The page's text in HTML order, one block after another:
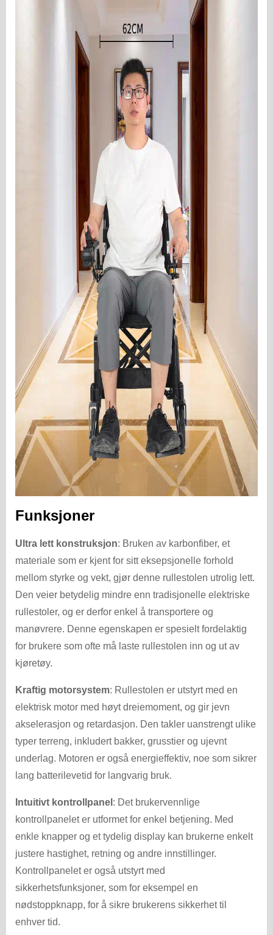
Funksjoner
Ultra lett konstruksjon: Bruken av karbonfiber, et
materiale som er kjent for sitt eksepsjonelle forhold
mellom styrke og vekt, gjør denne rullestolen utrolig lett.
Den veier betydelig mindre enn tradisjonelle elektriske
rullestoler, og er derfor enkel å transportere og
manøvrere. Denne egenskapen er spesielt fordelaktig
for brukere som ofte må laste rullestolen inn og ut av
kjøretøy.
Kraftig motorsystem: Rullestolen er utstyrt med en
elektrisk motor med høyt dreiemoment, og gir jevn
akselerasjon og retardasjon. Den takler uanstrengt ulike
typer terreng, inkludert bakker, grusstier og ujevnt
underlag. Motoren er også energieffektiv, noe som sikrer
lang batterilevetid for langvarig bruk.
Intuitivt kontrollpanel : Det brukervennlige
kontrollpanelet er utformet for enkel betjening. Med
enkle knapper og et tydelig display kan brukerne enkelt
justere hastighet, retning og andre innstillinger.
Kontrollpanelet er også utstyrt med
sikkerhetsfunksjoner, som for eksempel en
nødstoppknapp, for å sikre brukerens sikkerhet til
enhver tid.